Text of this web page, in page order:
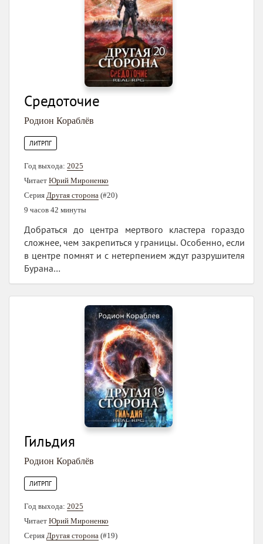
Средоточие
Родион Кораблёв
ЛИТРПГ
Год выхода: 2025
Читает Юрий Мироненко
Серия Другая сторона (#20)
9 часов 42 минуты
Добраться до центра мертвого кластера гораздо
сложнее, чем закрепиться у границы. Особенно, если
в центре помнят и с нетерпением ждут разрушителя
Бурана…
Гильдия
Родион Кораблёв
ЛИТРПГ
Год выхода: 2025
Читает Юрий Мироненко
Серия Другая сторона (#19)